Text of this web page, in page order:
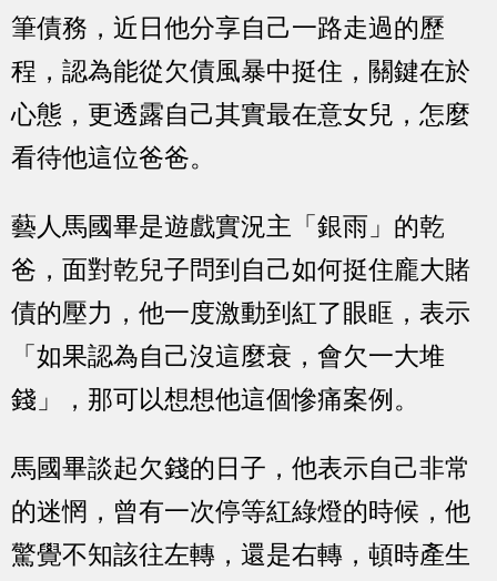
筆債務，近日他分享自己一路走過的歷
程，認為能從欠債風暴中挺住，關鍵在於
心態，更透露自己其實最在意女兒，怎麼
看待他這位爸爸。
藝人馬國畢是遊戲實況主「銀雨」的乾
爸，面對乾兒子問到自己如何挺住龐大賭
債的壓力，他一度激動到紅了眼眶，表示
「如果認為自己沒這麼衰，會欠一大堆
錢」，那可以想想他這個慘痛案例。
馬國畢談起欠錢的日子，他表示自己非常
的迷惘，曾有一次停等紅綠燈的時候，他
驚覺不知該往左轉，還是右轉，頓時產生